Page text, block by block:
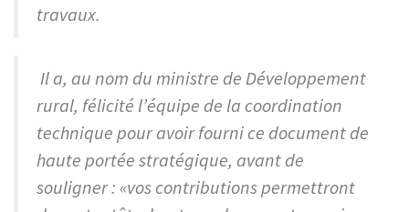
travaux.
Il a, au nom du ministre de Développement
rural, félicité l’équipe de la coordination
technique pour avoir fourni ce document de
haute portée stratégique, avant de
souligner : «vos contributions permettront